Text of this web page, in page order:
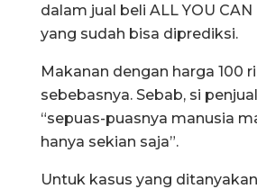
dalam jual beli ALL YOU CAN
yang sudah bisa diprediksi.
Makanan dengan harga 100
sebebasnya. Sebab, si
“sepuas-puasnya manusia
hanya sekian saja”.
Untuk kasus yang